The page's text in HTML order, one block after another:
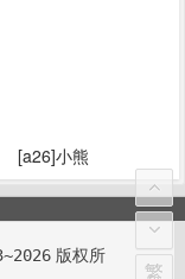
[a26]小熊
版权所
繁